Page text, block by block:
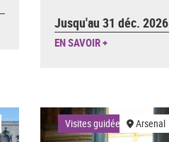
Jusqu'au 31 déc. 2026
EN SAVOIR +
Visites guidées Arsenal